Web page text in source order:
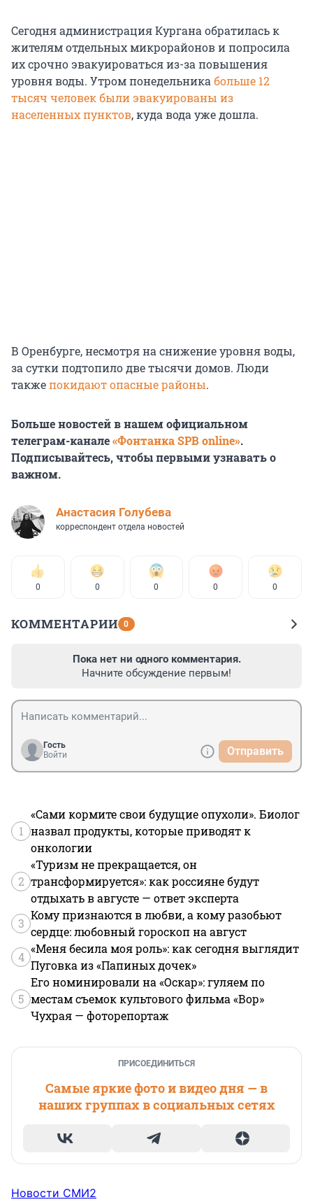
Сегодня администрация Кургана обратилась к
жителям отдельных микрорайонов и попросила
их срочно эвакуироваться из-за повышения
уровня воды. Утром понедельника больше 12
тысяч человек были эвакуированы из
населенных пунктов, куда вода уже дошла.
В Оренбурге, несмотря на снижение уровня воды,
за сутки подтопило две тысячи домов. Люди
такжепокидают опасные районы.
Больше новостей в нашем официальном
телеграм-канале«Фонтанка SPB online».
Подписывайтесь, чтобы первыми узнавать о
важном.
Анастасия Голубева
корреспондент отдела новостей
0 0 0 0 0
КОММЕНТАРИИ 0
Пока нет ни одного комментария.
Начните обсуждение первым!
Гость
Войти
Отправить
1
«Сами кормите свои будущие опухоли». Биолог
назвал продукты, которые приводят к
онкологии
2
«Туризм не прекращается, он
трансформируется»: как россияне будут
отдыхать в августе — ответ эксперта
3
Кому признаются в любви, а кому разобьют
сердце: любовный гороскоп на август
4
«Меня бесила моя роль»: как сегодня выглядит
Пуговка из «Папиных дочек»
5
Его номинировали на «Оскар»: гуляем по
местам съемок культового фильма «Вор»
Чухрая — фоторепортаж
ПРИСОЕДИНИТЬСЯ
Самые яркие фото и видео дня — в
наших группах в социальных сетях
Новости СМИ2